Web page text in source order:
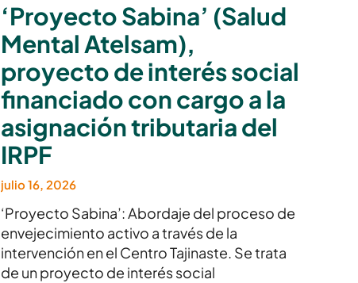
‘Proyecto Sabina’ (Salud
Mental Atelsam),
proyecto de interés social
financiado con cargo a la
asignación tributaria del
IRPF
julio 16, 2026
‘Proyecto Sabina’: Abordaje del proceso de
envejecimiento activo a través de la
intervención en el Centro Tajinaste. Se trata
de un proyecto de interés social